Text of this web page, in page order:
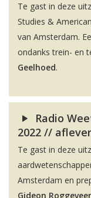
Te gast in deze
Studies &
van Amsterdam.
ondanks trein- en
Geelhoed.
Radio
2022 //
Te gast in deze
Amsterdam en
Gideon